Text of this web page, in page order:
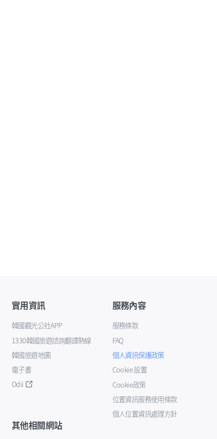
實用資訊
韓國觀光公社APP
1330韓國旅遊諮詢翻譯熱線
韓國旅遊地圖
電子書
Odii
服務內容
服務條款
FAQ
個人資訊保護政策
Cookie 設置
Cookie政策
位置資訊服務使用條款
個人位置資訊處理方針
其他相關網站